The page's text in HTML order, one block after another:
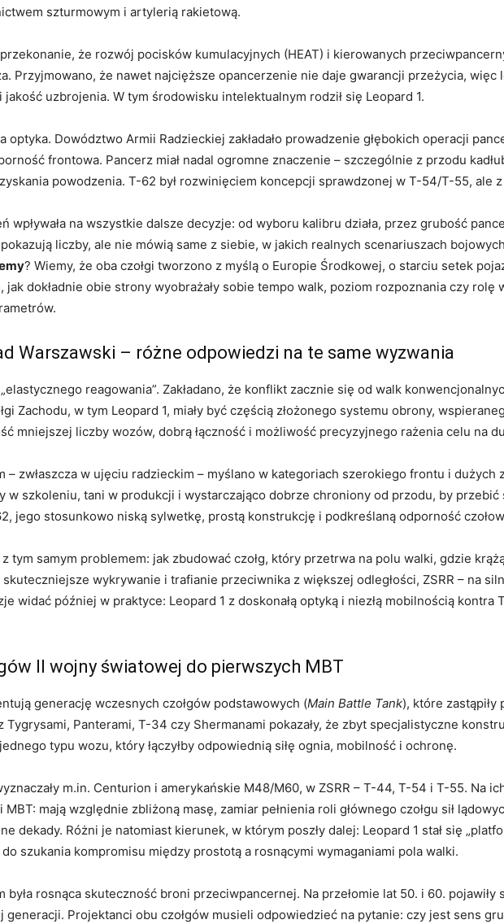
szturmowym i artylerią rakietową.
że rozwój pocisków kumulacyjnych (HEAT) i kierowanych
Przyjmowano, że nawet najcięższe opancerzenie nie daje gwarancji przeżycia,
uzbrojenia. W tym środowisku intelektualnym rodził się Leopard 1.
optyka. Dowództwo Armii Radzieckiej zakładało prowadzenie głębokich operacji
frontowa. Pancerz miał nadal ogromne znaczenie – szczególnie z przodu
powodzenia. T-62 był rozwinięciem koncepcji sprawdzonej w T-54/T-55, ale
wpływała na wszystkie dalsze decyzje: od wyboru kalibru działa, przez grubość
liczby, ale nie mówią same z siebie, w jakich realnych scenariuszach
? Wiemy, że oba czołgi tworzono z myślą o Europie Środkowej, o starciu setek
jak dokładnie obie strony wyobrażały sobie tempo walk, poziom rozpoznania czy rolę
Warszawski – różne odpowiedzi na te same wyzwania
reagowania”. Zakładano, że konflikt zacznie się od walk
Zachodu, w tym Leopard 1, miały być częścią złożonego systemu obrony,
mniejszej liczby wozów, dobrą łączność i możliwość precyzyjnego rażenia celu na
– zwłaszcza w ujęciu radzieckim – myślano w kategoriach szerokiego frontu i dużych
w szkoleniu, tani w produkcji i wystarczająco dobrze chroniony od przodu, by
jego stosunkowo niską sylwetkę, prostą konstrukcję i podkreślaną odporność
tym samym problemem: jak zbudować czołg, który przetrwa na polu walki, gdzie
skuteczniejsze wykrywanie i trafianie przeciwnika z większej odległości, ZSRR – na
widać później w praktyce: Leopard 1 z doskonałą optyką i niezłą mobilnością kontra
II wojny światowej do pierwszych MBT
generację wczesnych czołgów podstawowych (Main Battle Tank), które zastąpiły
Tygrysami, Panterami, T-34 czy Shermanami pokazały, że zbyt specjalistyczne
typu wozu, który łączyłby odpowiednią siłę ognia, mobilność i ochronę.
m.in. Centurion i amerykańskie M48/M60, w ZSRR – T-44, T-54 i T-55. Na
mają względnie zbliżoną masę, zamiar pełnienia roli głównego czołgu sił
dekady. Różni je natomiast kierunek, w którym poszły dalej: Leopard 1 stał się
szukania kompromisu między prostotą a rosnącymi wymaganiami pola walki.
była rosnąca skuteczność broni przeciwpancernej. Na przełomie lat 50. i 60.
Projektanci obu czołgów musieli odpowiedzieć na pytanie: czy jest sens